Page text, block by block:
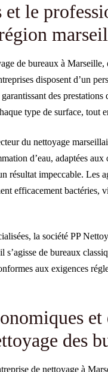
et le
de bureaux à
disposent d’un
des
type de surface, tout
du nettoyage
d’eau, adaptées
résultat impeccable. Les
efficacement bactéries,
la société PP
s’agisse de bureaux
aux exigences
des
de nettoyage à